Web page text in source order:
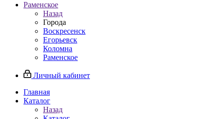
Раменское
Назад
Города
Воскресенск
Егорьевск
Коломна
Раменское
Личный кабинет
Главная
Каталог
Назад